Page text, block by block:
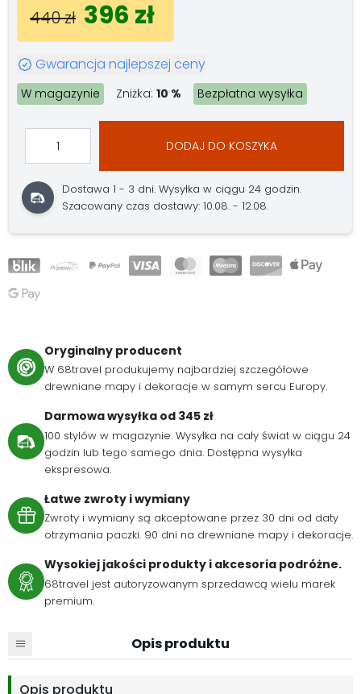
440 zł 396 zł
Gwarancja najlepszej ceny
W magazynie Zniżka: 10 % Bezpłatna wysyłka
DODAJ DO KOSZYKA
Dostawa 1 - 3 dni.Wysyłka w ciągu 24 godzin.
Szacowany czas dostawy: 10.08. - 12.08.
Oryginalny producent
W 68travel produkujemy najbardziej szczegółowe
drewniane mapy i dekoracje w samym sercu Europy.
Darmowa wysyłka od 345 zł
100 stylów w magazynie. Wysyłka na cały świat w ciągu 24
godzin lub tego samego dnia. Dostępna wysyłka
ekspresowa.
Łatwe zwroty i wymiany
Zwroty i wymiany są akceptowane przez 30 dni od daty
otrzymania paczki. 90 dni na drewniane mapy i dekoracje.
Wysokiej jakości produkty i akcesoria podróżne.
68travel jest autoryzowanym sprzedawcą wielu marek
premium.
Opis produktu
Opis produktu